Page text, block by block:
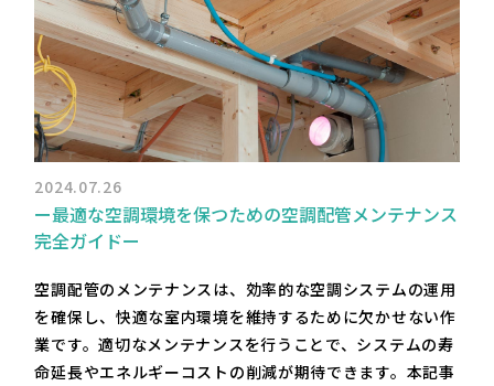
2024.07.26
ー最適な空調環境を保つための空調配管メンテナンス
完全ガイドー
空調配管のメンテナンスは、効率的な空調システムの運用
を確保し、快適な室内環境を維持するために欠かせない作
業です。適切なメンテナンスを行うことで、システムの寿
命延長やエネルギーコストの削減が期待できます。本記事